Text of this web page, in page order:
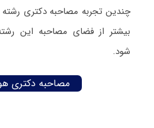
چندین تجربه مصاحبه دکتری
بیشتر از فضای مصاحبه این
شود.
مصاحبه دکتری